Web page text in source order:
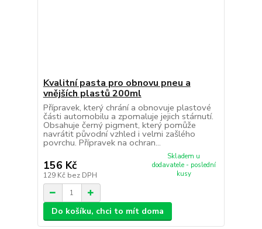
Kvalitní pasta pro obnovu pneu a
vnějších plastů 200ml
Přípravek, který chrání a obnovuje plastové
části automobilu a zpomaluje jejich stárnutí.
Obsahuje černý pigment, který pomůže
navrátit původní vzhled i velmi zašlého
povrchu. Přípravek na ochran...
156 Kč
129 Kč bez DPH
Skladem u
dodavatele - poslední
kusy
Do košíku, chci to mít doma